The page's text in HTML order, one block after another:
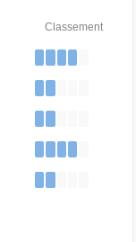
Classement